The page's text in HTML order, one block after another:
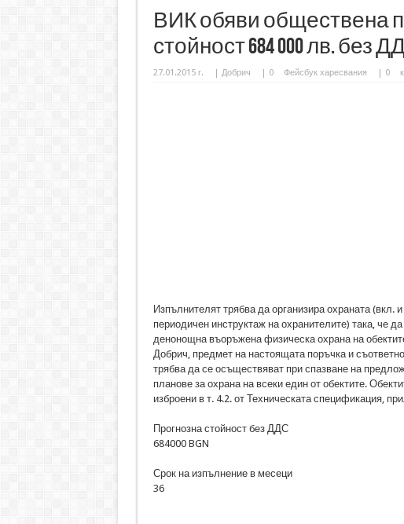
ВИК обяви обществена
стойност 684 000 лв. без
27.01.2015 г. | Добрич | 0 Фейсбук харесвания | 0
Изпълнителят трябва да организира охраната
периодичен инструктаж на охранителите) така, че
денонощна въоръжена физическа охрана на
Добрич, предмет на настоящата поръчка и
трябва да се осъществяват при спазване на
планове за охрана на всеки един от обектите.
изброени в т. 4.2. от Техническата спецификация,
Прогнозна стойност без ДДС
684000 BGN
Срок на изпълнение в месеци
36